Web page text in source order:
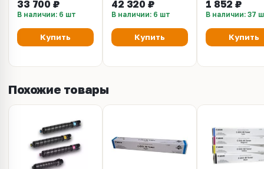
bizhub C3300i,
C4000i, C3320i,
C3350i, C4050i
(AAJRR70400 /
AAJRR70411 /
33 700 ₽
В наличии: 6 шт
Купить
202 (FM1-D277)
42 320 ₽
В наличии: 6 шт
Купить
(CET), 110000
CET5225
1 852 ₽
В наличии: 37
Купить
Похожие товары